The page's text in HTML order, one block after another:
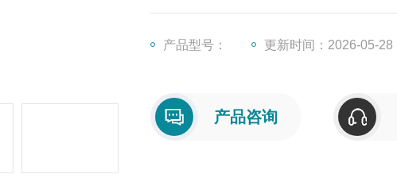
产品型号： 更新时间：2026-05-28
产品咨询